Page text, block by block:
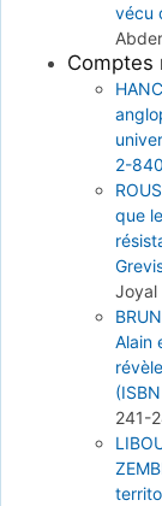
vécu
Comptes
2-
que
Joyal
Alain
241-